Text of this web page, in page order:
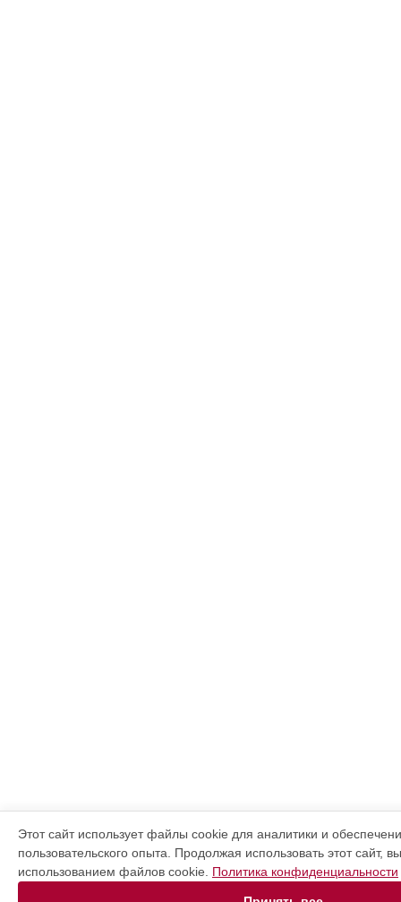
Этот сайт использует файлы cookie для аналитики и
пользовательского опыта. Продолжая использовать этот сайт,
использованием файлов cookie. Политика конфиденциальности